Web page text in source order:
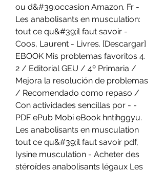
ou d&#39;occasion Amazon. Fr -
Les anabolisants en musculation:
tout ce qu&#39;il faut savoir -
Coos, Laurent - Livres. [Descargar]
EBOOK Mis problemas favoritos 4.
2 / Editorial GEU / 4º Primaria /
Mejora la resolución de problemas
/ Recomendado como repaso /
Con actividades sencillas por - -
PDF ePub Mobi eBook hntihggyu.
Les anabolisants en musculation
tout ce qu&#39;il faut savoir pdf,
lysine musculation - Acheter des
stéroïdes anabolisants légaux Les